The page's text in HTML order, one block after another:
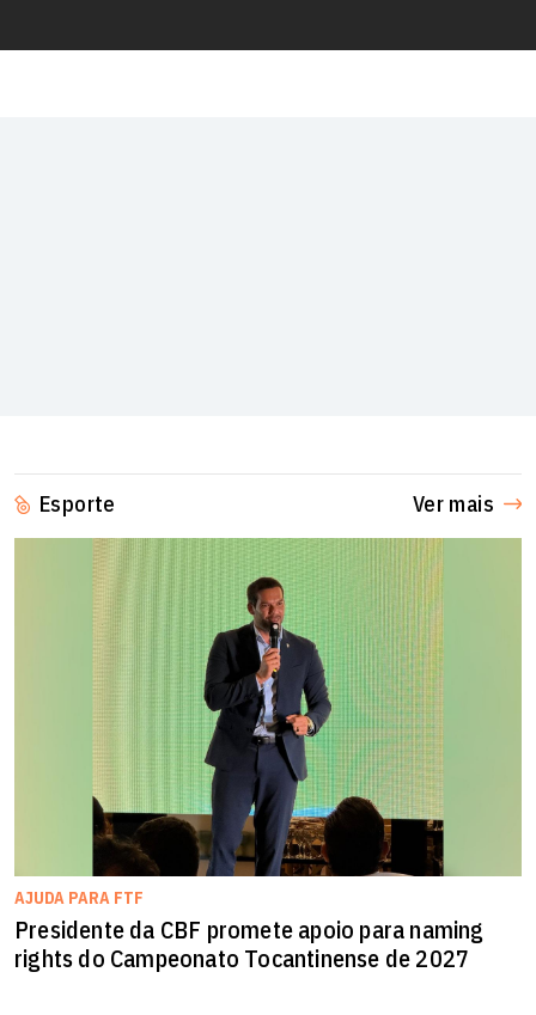
Esporte Ver mais
AJUDA PARA FTF
Presidente da CBF promete apoio para naming
rights do Campeonato Tocantinense de 2027